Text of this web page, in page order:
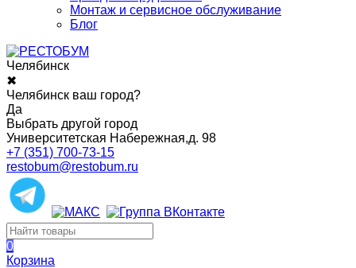
Монтаж и сервисное обслуживание
Блог
Челябинск
✖
Челябинск ваш город?
Да
Выбрать другой город
Университетская Набережная,д. 98
+7 (351) 700-73-15
restobum@restobum.ru
0
Корзина